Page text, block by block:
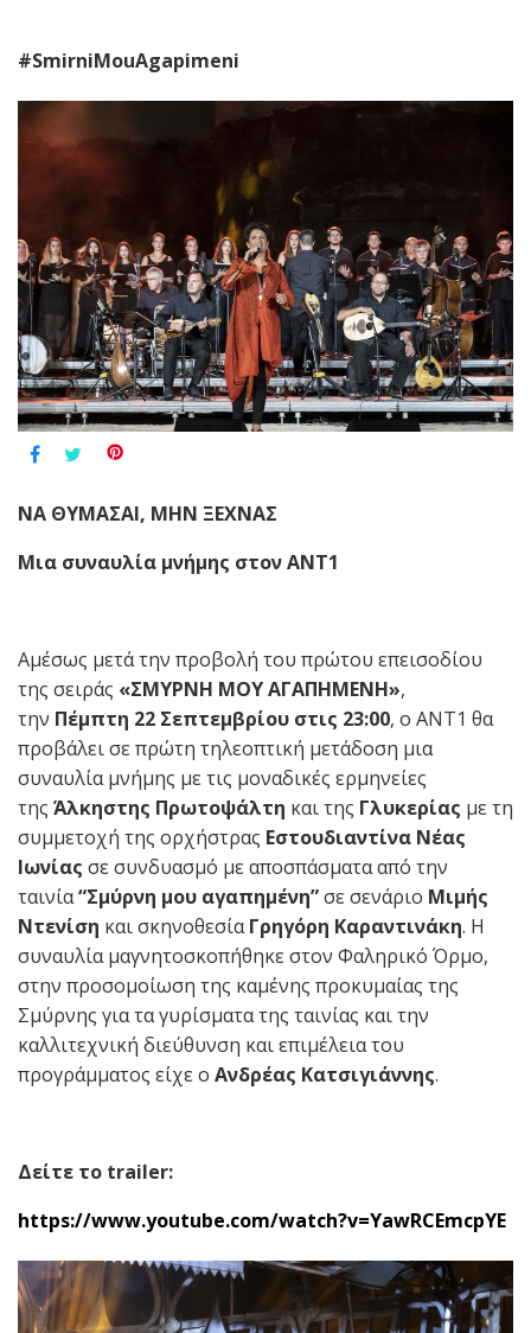
#SmirniMouAgapimeni
ΝΑ ΘΥΜΑΣΑΙ, ΜΗΝ ΞΕΧΝΑΣ
Μια συναυλία μνήμης στον ΑΝΤ1
Αμέσως μετά την προβολή του πρώτου επεισοδίου
της σειράς «ΣΜΥΡΝΗ ΜΟΥ ΑΓΑΠΗΜΕΝΗ»,
την Πέμπτη 22 Σεπτεμβρίου στις 23:00, ο ΑΝΤ1 θα
προβάλει σε πρώτη τηλεοπτική μετάδοση μια
συναυλία μνήμης με τις μοναδικές ερμηνείες
της Άλκηστης Πρωτοψάλτη και της Γλυκερίας με τη
συμμετοχή της ορχήστρας Εστουδιαντίνα Νέας
Ιωνίας σε συνδυασμό με αποσπάσματα από την
ταινία“Σμύρνη μου αγαπημένη”σε σενάριο Μιμής
Ντενίση και σκηνοθεσίαΓρηγόρη Καραντινάκη. Η
συναυλία μαγνητοσκοπήθηκε στον Φαληρικό Όρμο,
στην προσομοίωση της καμένης προκυμαίας της
Σμύρνης για τα γυρίσματα της ταινίας και την
καλλιτεχνική διεύθυνση και επιμέλεια του
προγράμματος είχε ο Ανδρέας Κατσιγιάννης.
Δείτε το trailer:
https://www.youtube.com/watch?v=YawRCEmcpYE